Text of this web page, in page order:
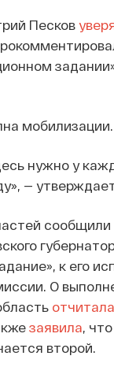
Песков
мобилизации.
нужно у
—
сообщили
к его
О
заявила,
второй.